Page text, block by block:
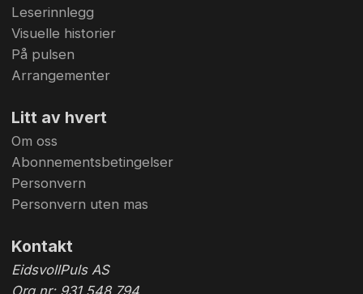
Leserinnlegg
Visuelle historier
På pulsen
Arrangementer
Litt av hvert
Om oss
Abonnementsbetingelser
Personvern
Personvern uten mas
Kontakt
EidsvollPuls AS
Org.nr: 931 548 794